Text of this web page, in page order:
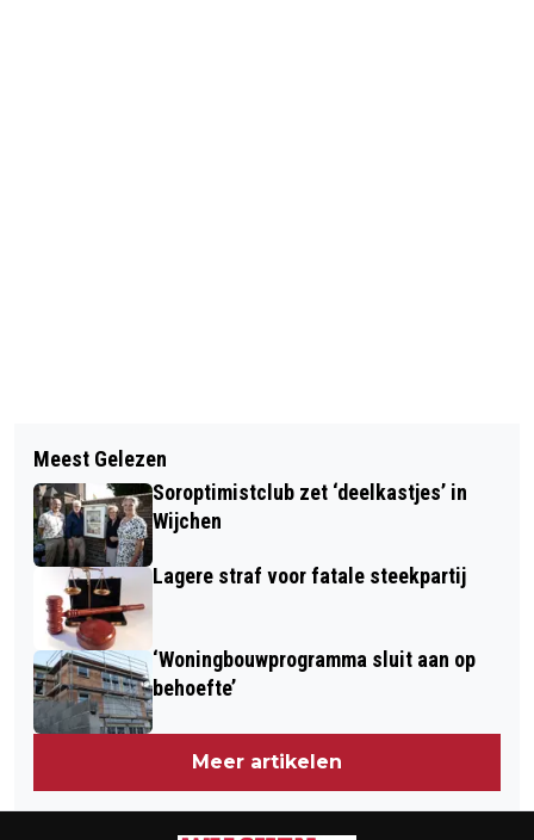
HANS JANSSEN MAKELAARS OP HET
WOONEVENT
AWC VERLIEST THUIS NIPT VAN
KOPLOPER EVV
Meest Gelezen
Soroptimistclub zet ‘deelkastjes’ in
Wijchen
Lagere straf voor fatale steekpartij
‘Woningbouwprogramma sluit aan op
behoefte’
Meer artikelen